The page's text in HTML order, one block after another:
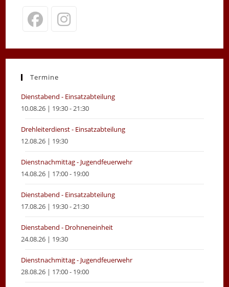
in
new
in
new
Termine
Dienstabend - Einsatzabteilung
10.08.26 | 19:30 - 21:30
Drehleiterdienst - Einsatzabteilung
12.08.26 | 19:30
Dienstnachmittag - Jugendfeuerwehr
14.08.26 | 17:00 - 19:00
Dienstabend - Einsatzabteilung
17.08.26 | 19:30 - 21:30
Dienstabend - Drohneneinheit
24.08.26 | 19:30
Dienstnachmittag - Jugendfeuerwehr
28.08.26 | 17:00 - 19:00